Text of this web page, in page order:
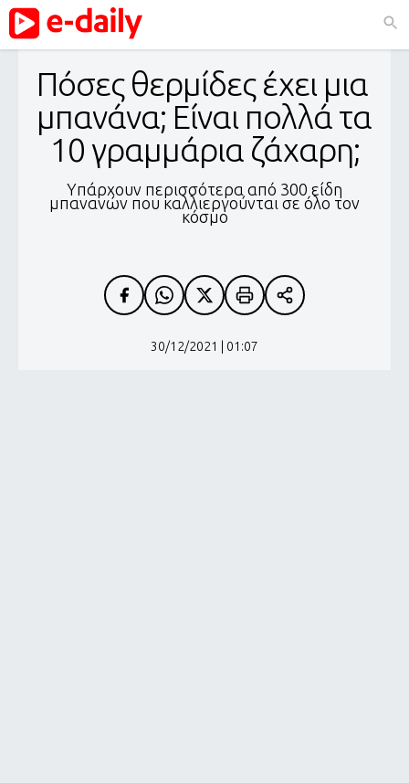
Πόσες θερμίδες έχει μια
μπανάνα; Είναι πολλά τα
10 γραμμάρια ζάχαρη;
Υπάρχουν περισσότερα από 300 είδη
μπανανών που καλλιεργούνται σε όλο τον
κόσμο
30/12/2021 | 01:07